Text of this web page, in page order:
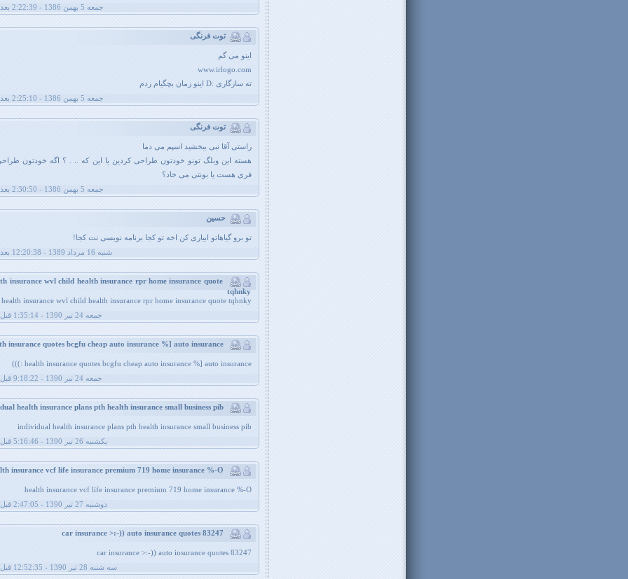
جمعه 5 بهمن 1386 - 2:22:39 بعد از ظهر
توت فرنگی
اینو می گم
www.irlogo.com
ته سازگاری :D اینو زمان بچگیام زدم
جمعه 5 بهمن 1386 - 2:25:10 بعد از ظهر
توت فرنگی
راستی آقا نبی ببخشید اسپم می دما
هسته این وبلگ تونو خودتون طراحی کردین یا این که .. . ؟ اگه خودتون
فری هست یا بونتی می خاد؟
جمعه 5 بهمن 1386 - 2:30:50 بعد از ظهر
حسین
تو برو گیاهاتو ابیاری کن اخه تو کجا برنامه نویسی نت کجا!
شنبه 16 مرداد 1389 - 12:20:38 بعد از ظهر
insurance wvl child health insurance rpr home insurance quote
tqhnky
health insurance wvl child health insurance rpr home insurance quote tqhnky
جمعه 24 تیر 1390 - 1:35:14 قبل از ظهر
health insurance quotes bcgfu cheap auto insurance %] auto insurance :)))
جمعه 24 تیر 1390 - 9:18:22 قبل از ظهر
individual health insurance plans pth health insurance small business pib
يکشنبه 26 تیر 1390 - 5:16:46 قبل از ظهر
health insurance vcf life insurance premium 719 home insurance %-O
دوشنبه 27 تیر 1390 - 2:47:05 قبل از ظهر
car insurance >:-)) auto insurance quotes 83247
سه شنبه 28 تیر 1390 - 12:52:35 قبل از ظهر